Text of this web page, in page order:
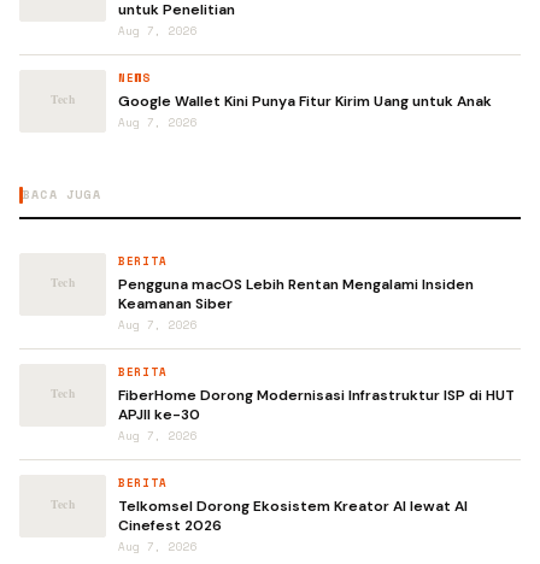
untuk Penelitian
Aug 7, 2026
NEWS
Google Wallet Kini Punya Fitur Kirim Uang untuk Anak
Aug 7, 2026
BACA JUGA
BERITA
Pengguna macOS Lebih Rentan Mengalami Insiden
Keamanan Siber
Aug 7, 2026
BERITA
FiberHome Dorong Modernisasi Infrastruktur ISP di HUT
APJII ke-30
Aug 7, 2026
BERITA
Telkomsel Dorong Ekosistem Kreator AI lewat AI
Cinefest 2026
Aug 7, 2026